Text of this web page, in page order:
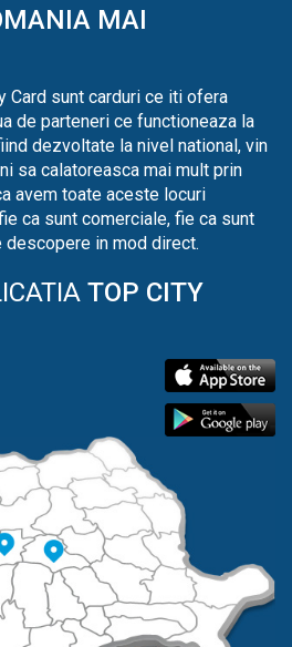
MAI
Card sunt carduri ce iti ofera
de parteneri ce functioneaza la
dezvoltate la nivel national, vin
sa calatoreasca mai mult prin
avem toate aceste locuri
ca sunt comerciale, fie ca sunt
in mod direct.
TOP CITY